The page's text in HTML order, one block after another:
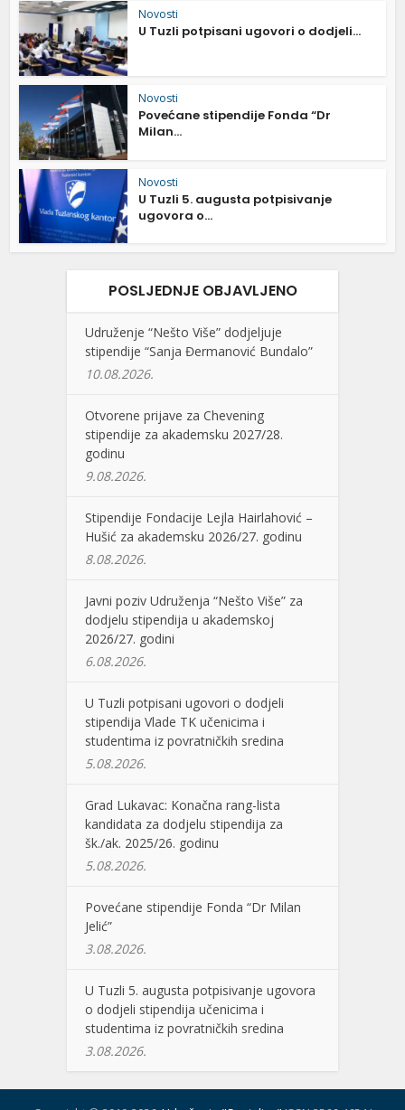
Novosti
U Tuzli potpisani ugovori o dodjeli...
Novosti
Povećane stipendije Fonda “Dr
Milan...
Novosti
U Tuzli 5. augusta potpisivanje
ugovora o...
POSLJEDNJE OBJAVLJENO
Udruženje “Nešto Više” dodjeljuje
stipendije “Sanja Đermanović Bundalo”
10.08.2026.
Otvorene prijave za Chevening
stipendije za akademsku 2027/28.
godinu
9.08.2026.
Stipendije Fondacije Lejla Hairlahović –
Hušić za akademsku 2026/27. godinu
8.08.2026.
Javni poziv Udruženja “Nešto Više” za
dodjelu stipendija u akademskoj
2026/27. godini
6.08.2026.
U Tuzli potpisani ugovori o dodjeli
stipendija Vlade TK učenicima i
studentima iz povratničkih sredina
5.08.2026.
Grad Lukavac: Konačna rang-lista
kandidata za dodjelu stipendija za
šk./ak. 2025/26. godinu
5.08.2026.
Povećane stipendije Fonda “Dr Milan
Jelić”
3.08.2026.
U Tuzli 5. augusta potpisivanje ugovora
o dodjeli stipendija učenicima i
studentima iz povratničkih sredina
3.08.2026.